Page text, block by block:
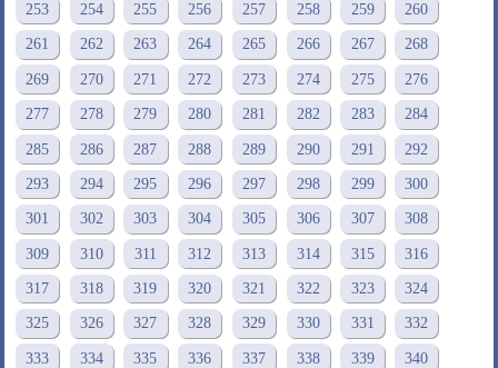
253 254 255 256 257 258 259 260
261 262 263 264 265 266 267 268
269 270 271 272 273 274 275 276
277 278 279 280 281 282 283 284
285 286 287 288 289 290 291 292
293 294 295 296 297 298 299 300
301 302 303 304 305 306 307 308
309 310 311 312 313 314 315 316
317 318 319 320 321 322 323 324
325 326 327 328 329 330 331 332
333 334 335 336 337 338 339 340